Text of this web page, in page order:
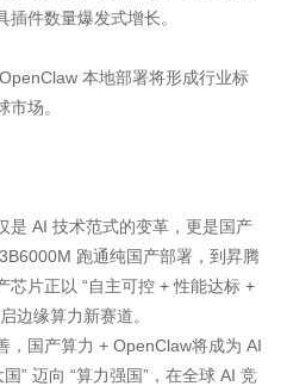
件数量爆发式增长。
本地部署将形成行业标
场。
是 AI 技术范式的变革，更是国产
跑通纯国产部署，到昇腾
芯片正以 “自主可控 + 性能达标 +
边缘算力新赛道。
，国产算力 + OpenClaw将成为 AI
” 迈向 “算力强国”，在全球 AI 竞